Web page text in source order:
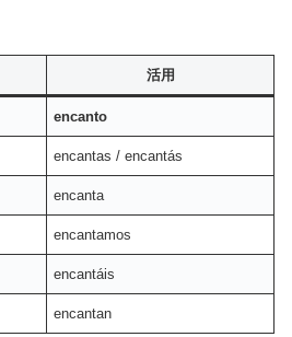
活用
encanto
encantas / encantás
encanta
encantamos
encantáis
encantan